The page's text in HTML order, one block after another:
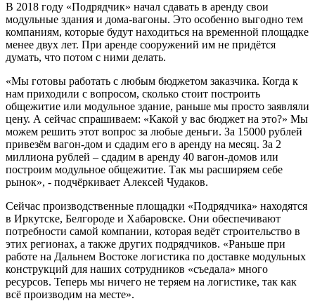
В 2018 году «Подрядчик» начал сдавать в аренду свои
модульные здания и дома-вагоны. Это особенно выгодно тем
компаниям, которые будут находиться на временной площадке
менее двух лет. При аренде сооружений им не придётся
думать, что потом с ними делать.
«Мы готовы работать с любым бюджетом заказчика. Когда к
нам приходили с вопросом, сколько стоит построить
общежитие или модульное здание, раньше мы просто заявляли
цену. А сейчас спрашиваем: «Какой у вас бюджет на это?» Мы
можем решить этот вопрос за любые деньги. За 15000 рублей
привезём вагон-дом и сдадим его в аренду на месяц. За 2
миллиона рублей – сдадим в аренду 40 вагон-домов или
построим модульное общежитие. Так мы расширяем себе
рынок», - подчёркивает Алексей Чудаков.
Сейчас производственные площадки «Подрядчика» находятся
в Иркутске, Белгороде и Хабаровске. Они обеспечивают
потребности самой компании, которая ведёт строительство в
этих регионах, а также других подрядчиков. «Раньше при
работе на Дальнем Востоке логистика по доставке модульных
конструкций для наших сотрудников «съедала» много
ресурсов. Теперь мы ничего не теряем на логистике, так как
всё производим на месте».